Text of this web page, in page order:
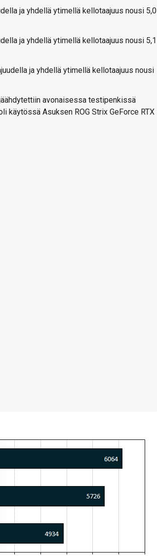
ja yhdellä ytimellä kellotaajuus nousi 5,0
ja yhdellä ytimellä kellotaajuus nousi 5,1
ja yhdellä ytimellä kellotaajuus nousi
avonaisessa testipenkissä
käytössä Asuksen ROG Strix GeForce RTX